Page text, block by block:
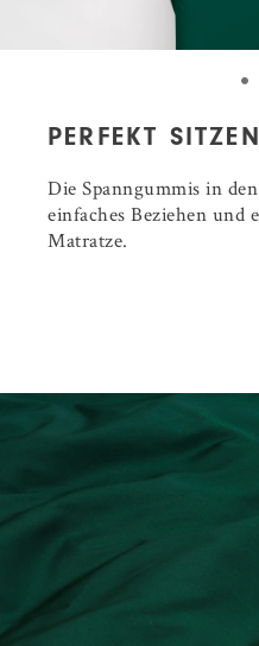
PERFEKT
Die Spanngummis in
einfaches Beziehen und
Matratze.